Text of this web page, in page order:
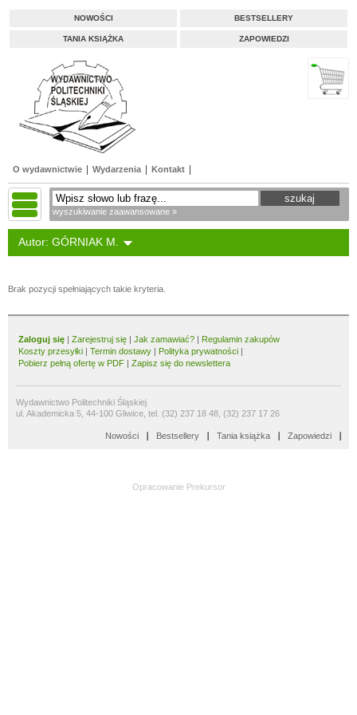
NOWOŚCI BESTSELLERY
TANIA KSIĄŻKA ZAPOWIEDZI
O wydawnictwie Wydarzenia Kontakt
wyszukiwanie zaawansowane »
Autor: GÓRNIAK M.
Brak pozycji spełniających takie kryteria.
Zaloguj się | Zarejestruj się | Jak zamawiać? | Regulamin zakupów
Koszty przesyłki | Termin dostawy | Polityka prywatności |
Pobierz pełną ofertę w PDF | Zapisz się do newslettera
Wydawnictwo Politechniki Śląskiej
ul. Akademicka 5, 44-100 Gliwice, tel. (32) 237 18 48, (32) 237 17 26
Nowości Bestsellery Tania książka Zapowiedzi
Opracowanie Prekursor